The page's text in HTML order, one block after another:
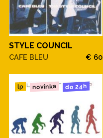
STYLE COUNCIL
CAFE BLEU € 60
lp novinka do 24h